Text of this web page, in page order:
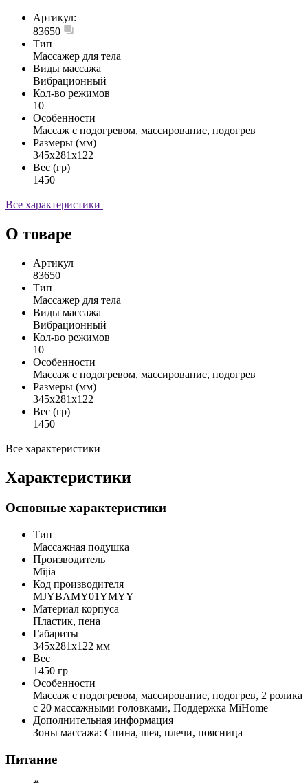
Артикул:
83650
Тип
Массажер для тела
Виды массажа
Вибрационный
Кол-во режимов
10
Особенности
Массаж с подогревом, массирование, подогрев
Размеры (мм)
345x281x122
Вес (гр)
1450
Все характеристики
О товаре
Артикул
83650
Тип
Массажер для тела
Виды массажа
Вибрационный
Кол-во режимов
10
Особенности
Массаж с подогревом, массирование, подогрев
Размеры (мм)
345x281x122
Вес (гр)
1450
Все характеристики
Характеристики
Основные характеристики
Тип
Массажная подушка
Производитель
Mijia
Код производителя
MJYBAMY01YMYY
Материал корпуса
Пластик, пена
Габариты
345x281x122 мм
Вес
1450 гр
Особенности
Массаж с подогревом, массирование, подогрев, 2 ролика
с 20 массажными головками, Поддержка MiHome
Дополнительная информация
Зоны массажа: Спина, шея, плечи, поясница
Питание